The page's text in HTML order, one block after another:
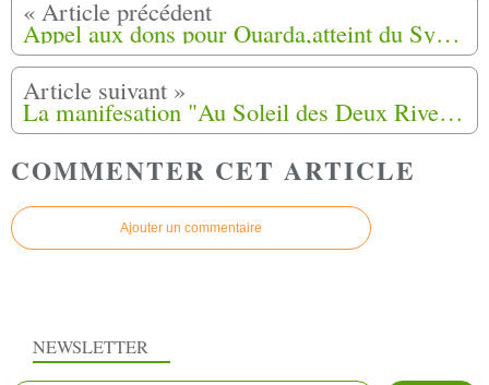
Appel aux dons pour Ouarda,atteint du Syndrome Arnold Chiari la suite les devis (3)
La manifesation "Au Soleil des Deux Rives" se passera à Nice au Jardin des Arènes de Cimiez, le 1er juin 2014.
COMMENTER CET ARTICLE
Ajouter un commentaire
NEWSLETTER